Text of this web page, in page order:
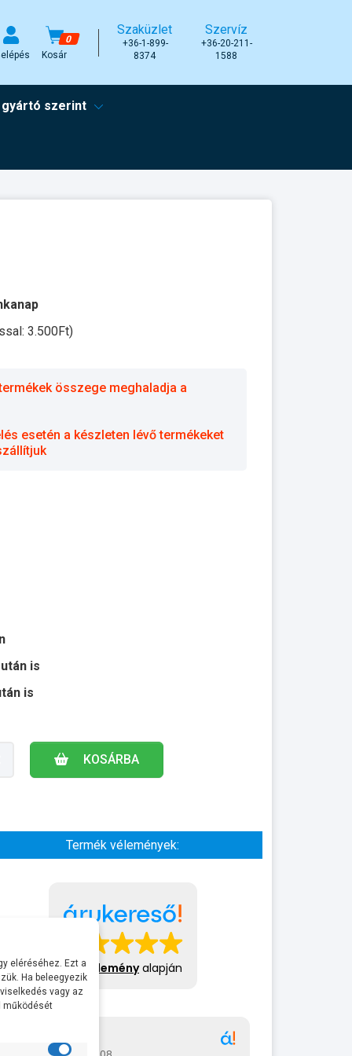
0
Kosár
Szaküzlet
+36-1-899-
8374
Szervíz
+36-20-211-
1588
szerint
3.500Ft)
összege meghaladja a
esetén a készleten lévő termékeket
is
is
KOSÁRBA
Termék vélemények:
413 véleményalapján
Gábor
eléréséhez. Ezt a
Ha beleegyezik
vagy az
működését